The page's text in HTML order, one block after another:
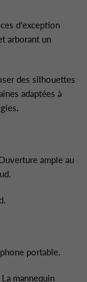
d'exception
arborant un
des silhouettes
adaptées à
ample au
portable.
mannequin